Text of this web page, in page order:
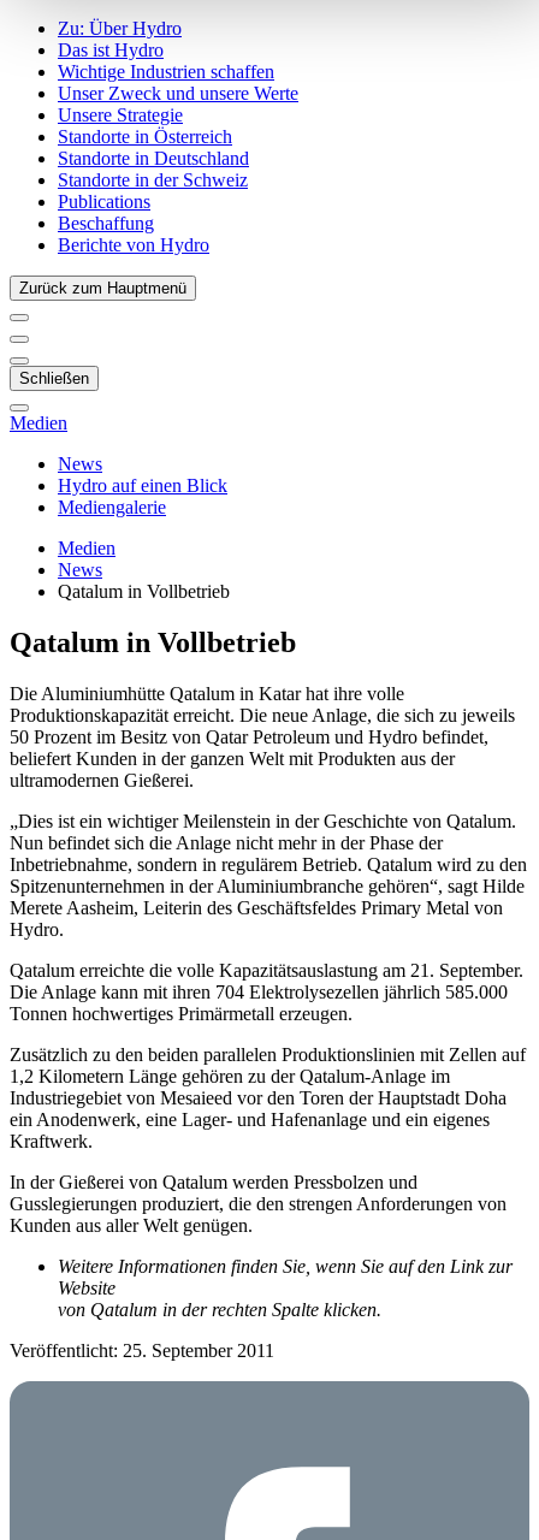
Zu: Über Hydro
Das ist Hydro
Wichtige Industrien schaffen
Unser Zweck und unsere Werte
Unsere Strategie
Standorte in Österreich
Standorte in Deutschland
Standorte in der Schweiz
Publications
Beschaffung
Berichte von Hydro
Zurück zum Hauptmenü
Schließen
Medien
News
Hydro auf einen Blick
Mediengalerie
Medien
News
Qatalum in Vollbetrieb
Qatalum in Vollbetrieb
Die Aluminiumhütte Qatalum in Katar hat ihre volle
Produktionskapazität erreicht. Die neue Anlage, die sich zu jeweils
50 Prozent im Besitz von Qatar Petroleum und Hydro befindet,
beliefert Kunden in der ganzen Welt mit Produkten aus der
ultramodernen Gießerei.
„Dies ist ein wichtiger Meilenstein in der Geschichte von Qatalum.
Nun befindet sich die Anlage nicht mehr in der Phase der
Inbetriebnahme, sondern in regulärem Betrieb. Qatalum wird zu den
Spitzenunternehmen in der Aluminiumbranche gehören“, sagt Hilde
Merete Aasheim, Leiterin des Geschäftsfeldes Primary Metal von
Hydro.
Qatalum erreichte die volle Kapazitätsauslastung am 21. September.
Die Anlage kann mit ihren 704 Elektrolysezellen jährlich 585.000
Tonnen hochwertiges Primärmetall erzeugen.
Zusätzlich zu den beiden parallelen Produktionslinien mit Zellen auf
1,2 Kilometern Länge gehören zu der Qatalum-Anlage im
Industriegebiet von Mesaieed vor den Toren der Hauptstadt Doha
ein Anodenwerk, eine Lager- und Hafenanlage und ein eigenes
Kraftwerk.
In der Gießerei von Qatalum werden Pressbolzen und
Gusslegierungen produziert, die den strengen Anforderungen von
Kunden aus aller Welt genügen.
Weitere Informationen finden Sie, wenn Sie auf den Link zur
Website
von Qatalum in der rechten Spalte klicken.
Veröffentlicht: 25. September 2011